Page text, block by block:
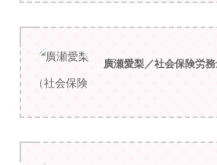
廣瀬愛梨／社会保険労